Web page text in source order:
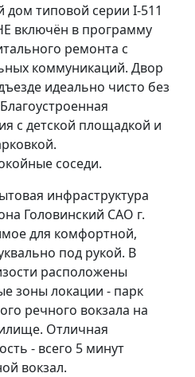
типовой серии I-511
включён в программу
ремонта с
коммуникаций. Двор
идеально чисто без
с детской площадкой и
соседи.
инфраструктура
Головинский САО г.
для комфортной,
под рукой. В
расположены
зоны локации - парк
речного вокзала на
Отличная
- всего 5 минут
вокзал.